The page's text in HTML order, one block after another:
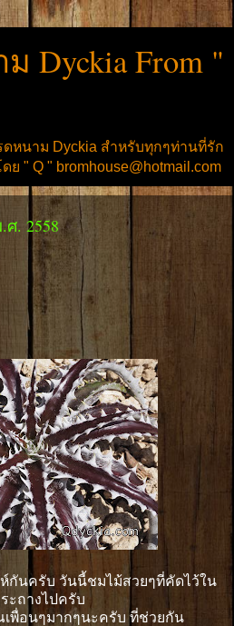
Dyckia From "
หนาม Dyckia สำหรับทุกๆท่านที่รัก
" Q " bromhouse@hotmail.com
. 2558
กันครับ วันนี้ชมไม้สวยๆที่คัดไว้ใน
ะถางไปครับ
พื่อนๆมากๆนะครับ ที่ช่วยกัน